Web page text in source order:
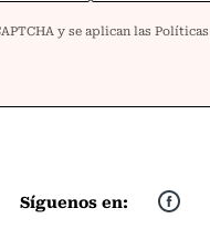
Síguenos en: